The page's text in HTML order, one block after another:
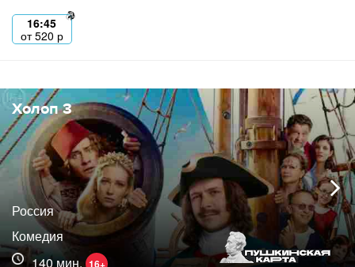
16:45
от520 р
Холоп 3
Россия
Комедия
140 мин. 16+